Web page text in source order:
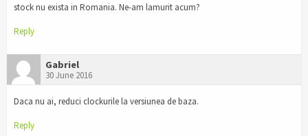
stock nu exista in Romania. Ne-am lamurit acum?
Reply
Gabriel
30 June 2016
Daca nu ai, reduci clockurile la versiunea de baza.
Reply